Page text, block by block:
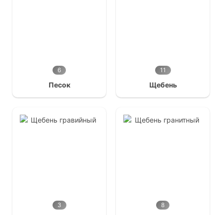
6
Песок
11
Щебень
3 8